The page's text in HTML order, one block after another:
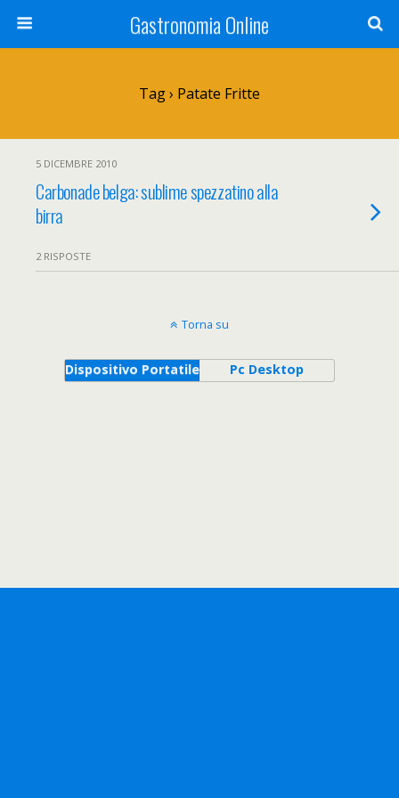
Gastronomia Online
Tag › Patate Fritte
5 DICEMBRE 2010
Carbonade belga: sublime spezzatino alla
birra
2 RISPOSTE
Torna su
Dispositivo Portatile Pc Desktop